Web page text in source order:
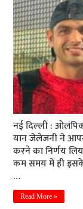
नई दिल्ली :
यान जेलेजनी ने
करने का निर्णय
कम समय में ही
…
Read More »